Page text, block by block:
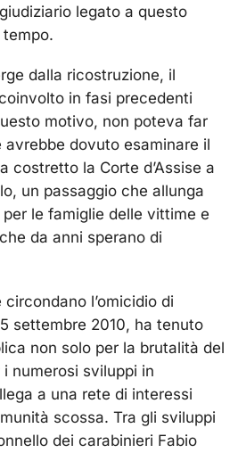
legato a questo
dalla ricostruzione, il
in fasi precedenti
motivo, non poteva far
dovuto esaminare il
costretto la Corte d’Assise a
un passaggio che allunga
per le famiglie delle vittime e
da anni sperano di
l’omicidio di
settembre 2010, ha tenuto
non solo per la brutalità del
numerosi sviluppi in
a una rete di interessi
scossa. Tra gli sviluppi
dei carabinieri Fabio